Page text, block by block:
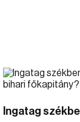
Ingatag